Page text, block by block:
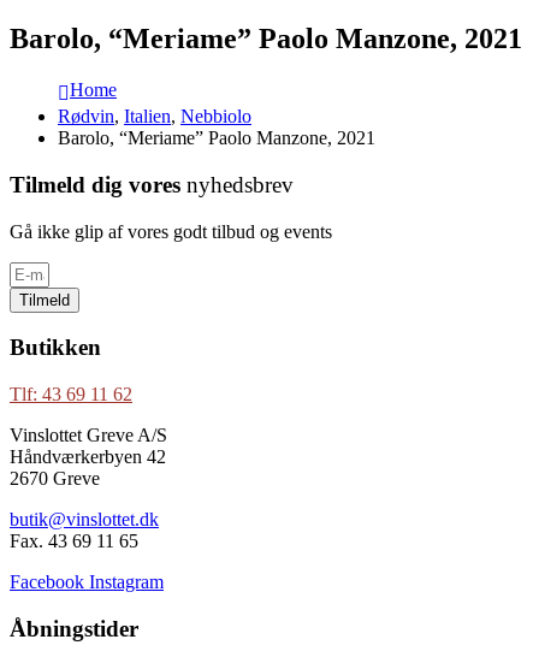
Barolo, “Meriame” Paolo Manzone, 2021
Home
Rødvin, Italien, Nebbiolo
Barolo, “Meriame” Paolo Manzone, 2021
Tilmeld dig vores nyhedsbrev
Gå ikke glip af vores godt tilbud og events
Tilmeld
Butikken
Tlf: 43 69 11 62
Vinslottet Greve A/S
Håndværkerbyen 42
2670 Greve
butik@vinslottet.dk
Fax. 43 69 11 65
Facebook Instagram
Åbningstider